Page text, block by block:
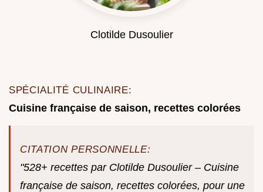
Clotilde Dusoulier
SPÉCIALITÉ CULINAIRE:
Cuisine française de saison, recettes colorées
CITATION PERSONNELLE:
"528+ recettes par Clotilde Dusoulier – Cuisine
française de saison, recettes colorées, pour une